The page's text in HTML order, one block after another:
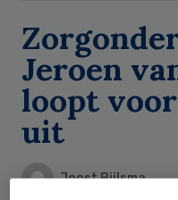
Jeroen
loopt
uit
Joost Bijlsma